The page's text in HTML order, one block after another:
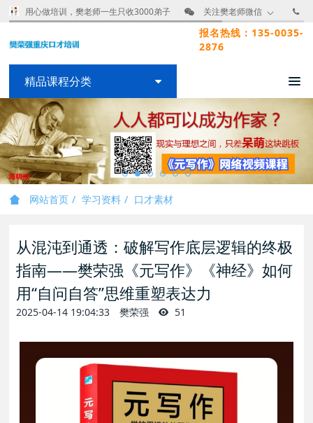
用心做培训，樊老师一生只收3000弟子 关注樊老师微信
报名热线：135-0035-
2876
精品课程分类
网站首页 学习资料 口才素材
从混沌到通透：破解写作底层逻辑的终极
指南——樊荣强《元写作》《神经》如何
用“自问自答”思维重塑表达力
2025-04-14 19:04:33 樊荣强 51